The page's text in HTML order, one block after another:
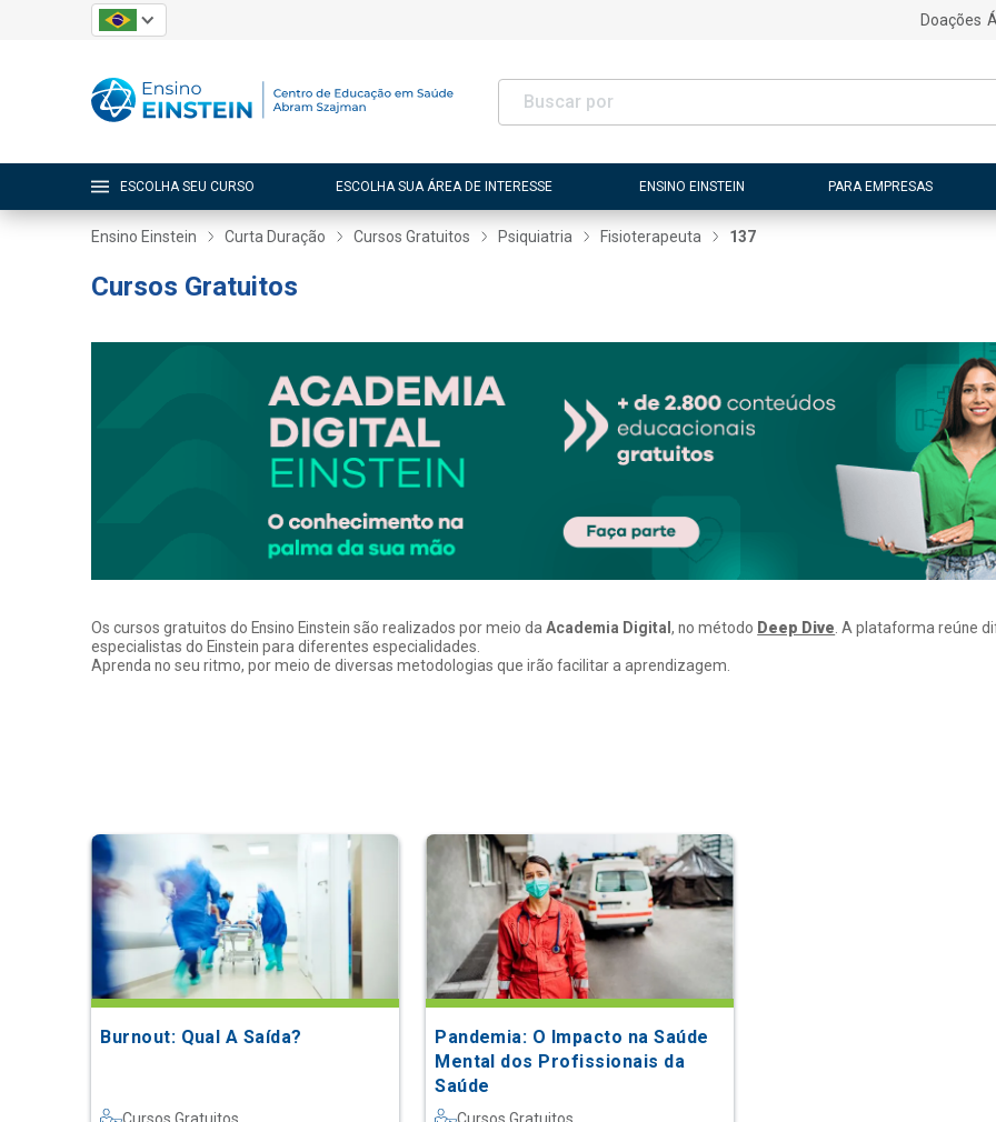
Doações
ESCOLHA SEU CURSO ESCOLHA SUA ÁREA DE INTERESSE ENSINO EINSTEIN PARA EMPRESAS
Ensino Einstein Curta Duração Cursos Gratuitos Psiquiatria Fisioterapeuta 137
Cursos Gratuitos
Os cursos gratuitos do Ensino Einstein são realizados por meio daAcademia Digital, no método Deep Dive. A plataforma reúne
especialistas do Einstein para diferentes especialidades.
Aprenda no seu ritmo, por meio de diversas metodologias que irão facilitar a aprendizagem.
Burnout: Qual A Saída?
Pandemia: O Impacto na Saúde
Mental dos Profissionais da
Saúde